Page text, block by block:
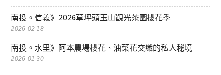
南投。信義》2026草坪頭玉山觀光茶園櫻花季
2026-02-18
南投。水里》阿本農場櫻花、油菜花交織的私人秘境
2026-01-30